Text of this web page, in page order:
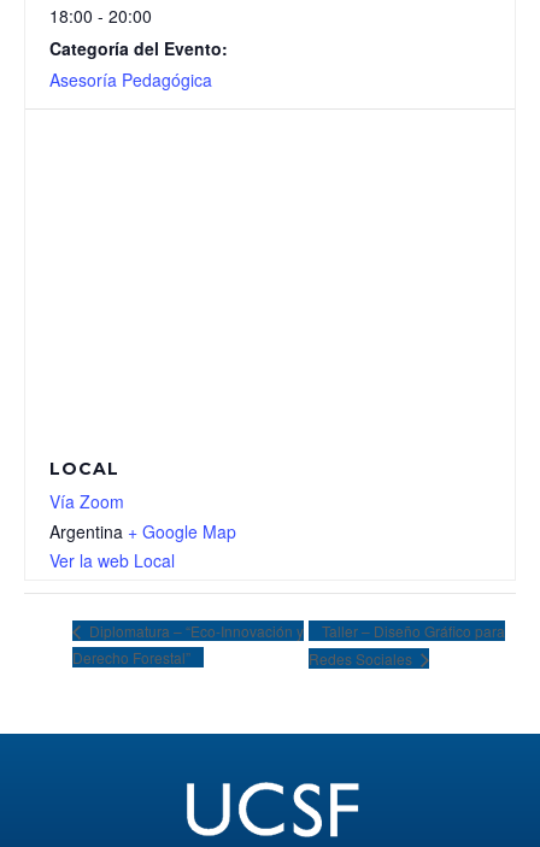
18:00 - 20:00
Categoría del Evento:
Asesoría Pedagógica
LOCAL
Vía Zoom
Argentina + Google Map
Ver la web Local
Diplomatura – “Eco-Innovación y
Derecho Forestal”
Taller – Diseño Gráfico para
Redes Sociales